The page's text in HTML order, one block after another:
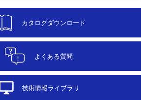
カタログダウンロード
よくある質問
技術情報ライブラリ